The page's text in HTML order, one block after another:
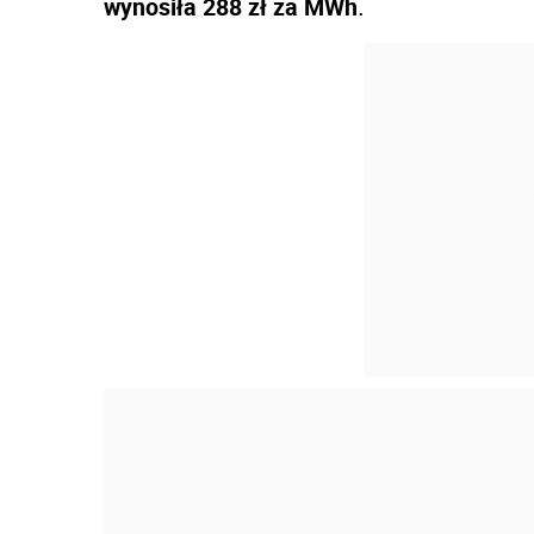
wynosiła 288 zł za MWh.